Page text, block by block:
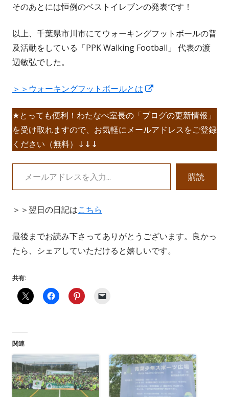
そのあとには恒例のベストイレブンの発表です！
以上、千葉県市川市にてウォーキングフットボールの普
及活動をしている「PPK Walking Football」 代表の渡
辺敏弘でした。
＞＞ウォーキングフットボールとは
い
ウ
ウ
き
ま
★とっても便利！わたなべ室長の「ブログの更新情報」
を受け取れますので、お気軽にメールアドレスをご登録
ください（無料）↓↓↓
メールアドレスを入力...
購読
＞＞翌日の日記はこちら
最後までお読み下さってありがとうございます。良かっ
たら、シェアしていただけると嬉しいです。
共有:
関連